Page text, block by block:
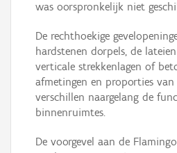
was oorspronkelijk niet
De rechthoekige
hardstenen dorpels, de
verticale strekkenlagen of
afmetingen en proporties van
verschillen naargelang de
binnenruimtes.
De voorgevel aan de